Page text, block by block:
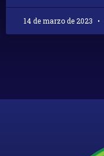
14 de marzo de 2023